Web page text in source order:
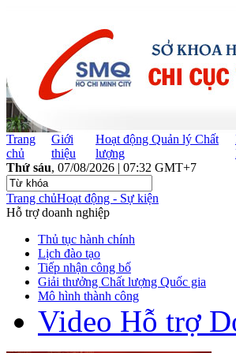
Trang
chủ
Giới
thiệu
Hoạt động Quản lý Chất
lượng
Thứ sáu, 07/08/2026 | 07:32 GMT+7
Trang chủHoạt động - Sự kiện
Hỗ trợ doanh nghiệp
Thủ tục hành chính
Lịch đào tạo
Tiếp nhận công bố
Giải thưởng Chất lượng Quốc gia
Mô hình thành công
Video Hỗ trợ